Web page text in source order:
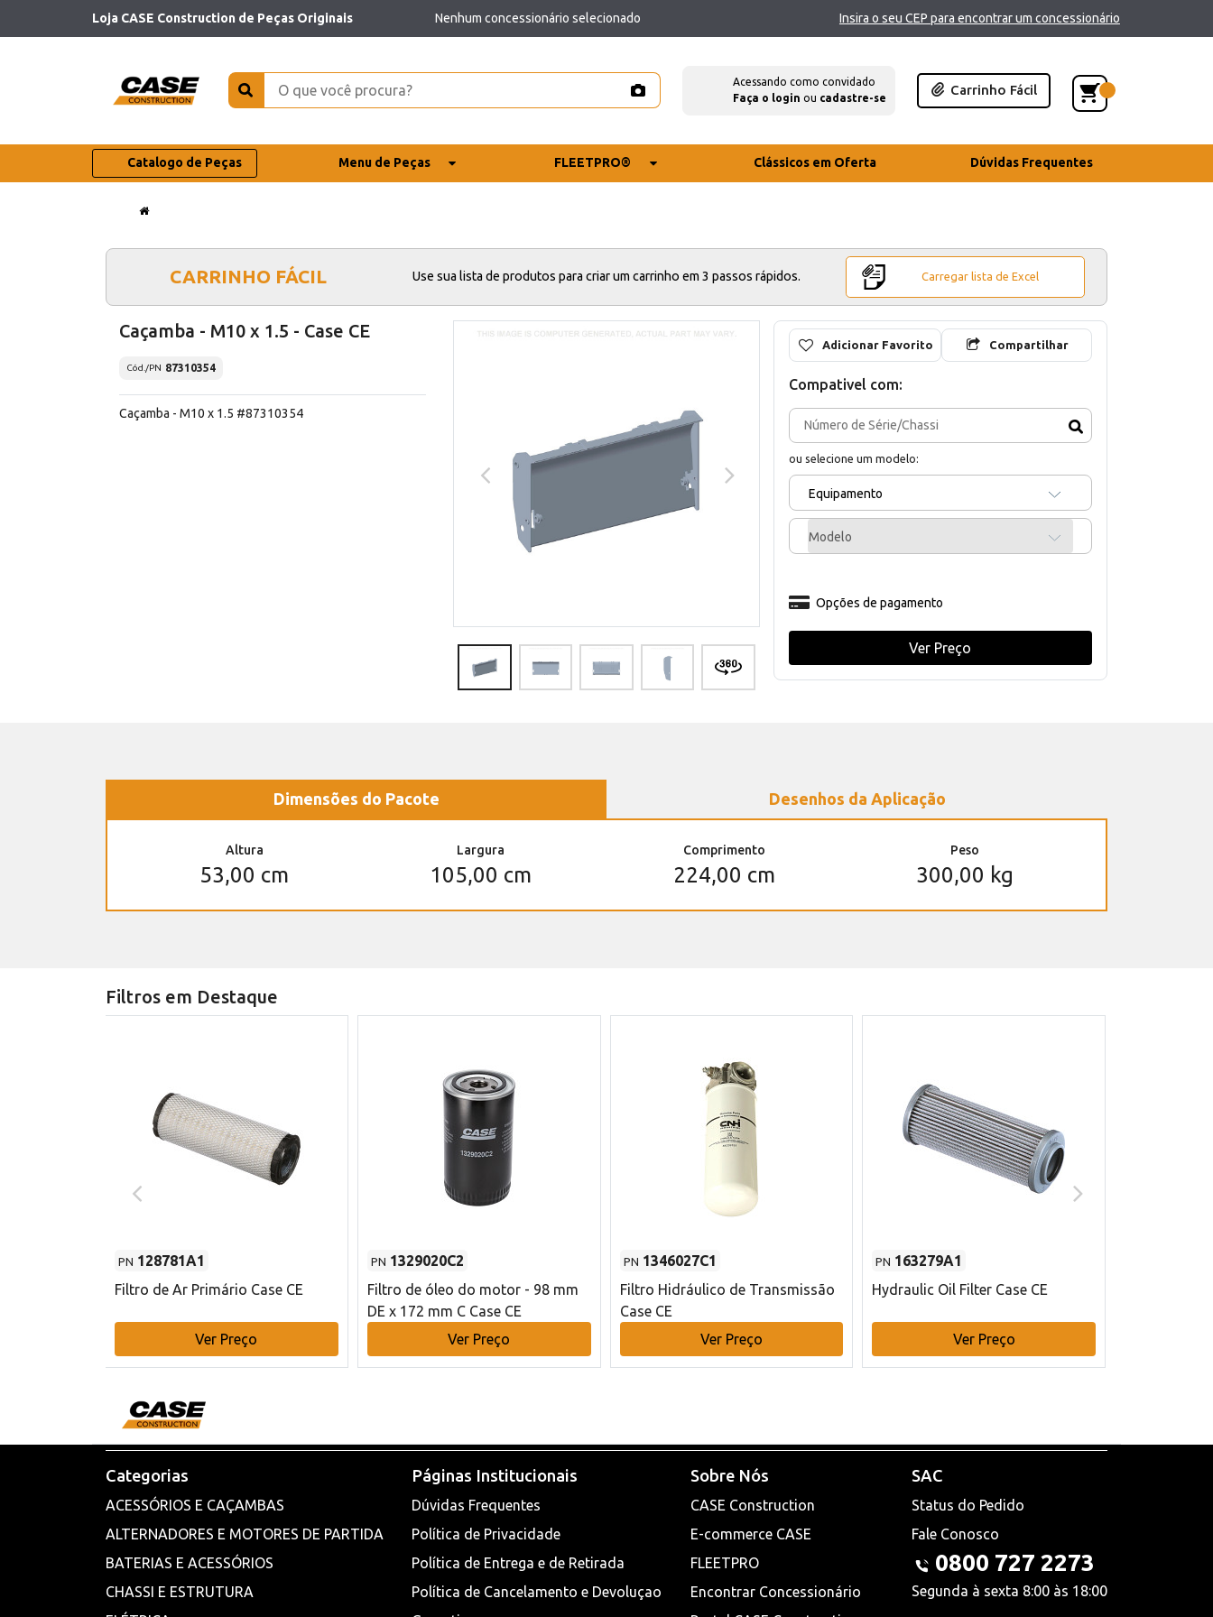
Loja CASE Construction de Peças Originais Nenhum concessionário selecionado Insira o seu CEP para encontrar um concessionário
Acessando como convidado
Faça o login ou cadastre-se
Carrinho Fácil
Catalogo de Peças Menu de Peças FLEETPRO® Clássicos em Oferta Dúvidas Frequentes
CARRINHO FÁCIL Use sua lista de produtos para criar um carrinho em 3 passos rápidos. Carregar lista de Excel
Caçamba - M10 x 1.5 - Case CE
Cód./PN 87310354
Caçamba - M10 x 1.5 #87310354
Adicionar Favorito Compartilhar
Compativel com:
ou selecione um modelo:
Equipamento
Modelo
Opções de pagamento
Ver Preço
Dimensões do Pacote Desenhos da Aplicação
Altura
53,00 cm
Largura
105,00 cm
Comprimento
224,00 cm
Peso
300,00 kg
Filtros em Destaque
PN 128781A1
Filtro de Ar Primário Case CE
Ver Preço
PN 1329020C2
Filtro de óleo do motor - 98 mm
DE x 172 mm C Case CE
Ver Preço
PN 1346027C1
Filtro Hidráulico de Transmissão
Case CE
Ver Preço
PN 163279A1
Hydraulic Oil Filter Case CE
Ver Preço
Categorias
ACESSÓRIOS E CAÇAMBAS
ALTERNADORES E MOTORES DE PARTIDA
BATERIAS E ACESSÓRIOS
CHASSI E ESTRUTURA
Páginas Institucionais
Dúvidas Frequentes
Política de Privacidade
Política de Entrega e de Retirada
Política de Cancelamento e Devoluçao
Sobre Nós
CASE Construction
E-commerce CASE
FLEETPRO
Encontrar Concessionário
SAC
Status do Pedido
Fale Conosco
0800 727 2273
Segunda à sexta 8:00 às 18:00